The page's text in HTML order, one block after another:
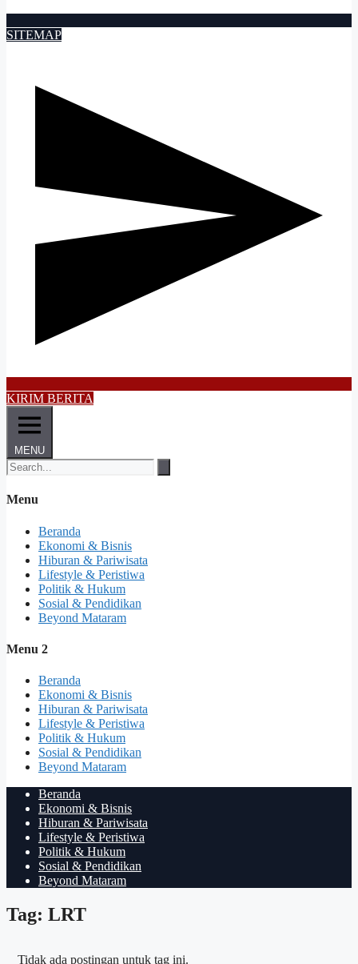
SITEMAP
KIRIM BERITA
MENU
Menu
Beranda
Ekonomi & Bisnis
Hiburan & Pariwisata
Lifestyle & Peristiwa
Politik & Hukum
Sosial & Pendidikan
Beyond Mataram
Menu 2
Beranda
Ekonomi & Bisnis
Hiburan & Pariwisata
Lifestyle & Peristiwa
Politik & Hukum
Sosial & Pendidikan
Beyond Mataram
Beranda
Ekonomi & Bisnis
Hiburan & Pariwisata
Lifestyle & Peristiwa
Politik & Hukum
Sosial & Pendidikan
Beyond Mataram
Tag: LRT
Tidak ada postingan untuk tag ini.